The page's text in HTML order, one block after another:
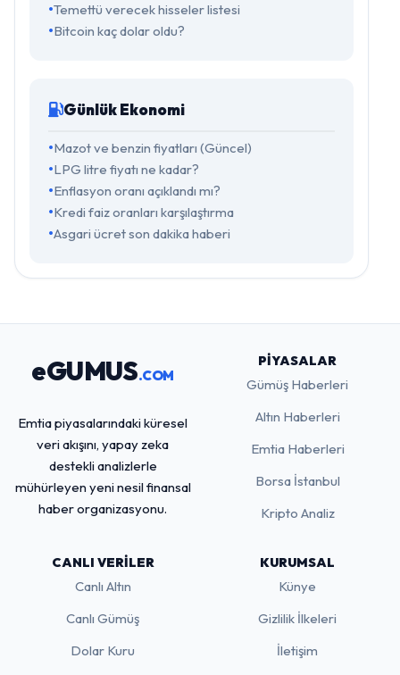
Temettü verecek hisseler listesi
Bitcoin kaç dolar oldu?
Günlük Ekonomi
Mazot ve benzin fiyatları (Güncel)
LPG litre fiyatı ne kadar?
Enflasyon oranı açıklandı mı?
Kredi faiz oranları karşılaştırma
Asgari ücret son dakika haberi
eGUMUS.COM
Emtia piyasalarındaki küresel
veri akışını, yapay zeka
destekli analizlerle
mühürleyen yeni nesil finansal
haber organizasyonu.
PIYASALAR
Gümüş Haberleri
Altın Haberleri
Emtia Haberleri
Borsa İstanbul
Kripto Analiz
CANLI VERILER
Canlı Altın
Canlı Gümüş
Dolar Kuru
KURUMSAL
Künye
Gizlilik İlkeleri
İletişim